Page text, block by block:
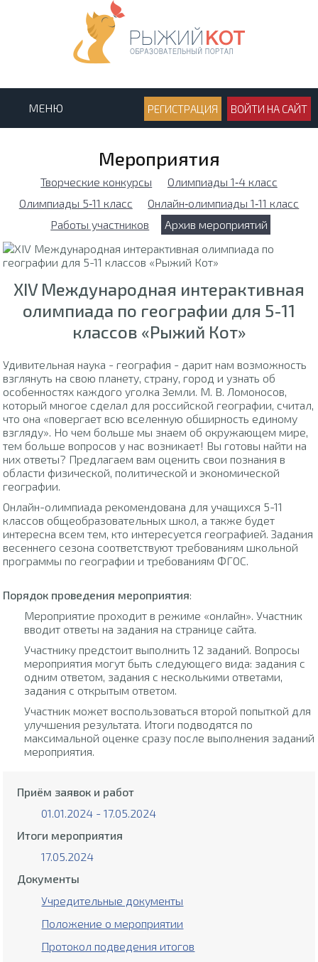
МЕНЮ РЕГИСТРАЦИЯ ВОЙТИ НА САЙТ
Мероприятия
Творческие конкурсы
Олимпиады 1‑4 класс
Олимпиады 5‑11 класс
Онлайн‑олимпиады 1‑11 класс
Работы участников
Архив мероприятий
XIV Международная интерактивная
олимпиада по географии для 5-11
классов «Рыжий Кот»
Удивительная наука - география - дарит нам возможность
взглянуть на свою планету, страну, город и узнать об
особенностях каждого уголка Земли. М. В. Ломоносов,
который многое сделал для российской географии, считал,
что она «повергает всю вселенную обширность единому
взгляду». Но чем больше мы знаем об окружающем мире,
тем больше вопросов у нас возникает! Вы готовы найти на
них ответы? Предлагаем вам оценить свои познания в
области физической, политической и экономической
географии.
Онлайн-олимпиада рекомендована для учащихся 5-11
классов общеобразовательных школ, а также будет
интересна всем тем, кто интересуется географией. Задания
весеннего сезона соответствуют требованиям школьной
программы по географии и требованиям ФГОС.
Порядок проведения мероприятия:
Мероприятие проходит в режиме «онлайн». Участник
вводит ответы на задания на странице сайта.
Участнику предстоит выполнить 12 заданий. Вопросы
мероприятия могут быть следующего вида: задания с
одним ответом, задания с несколькими ответами,
задания с открытым ответом.
Участник может воспользоваться второй попыткой для
улучшения результата. Итоги подводятся по
максимальной оценке сразу после выполнения заданий
мероприятия.
Приём заявок и работ
01.01.2024 - 17.05.2024
Итоги мероприятия
17.05.2024
Документы
Учредительные документы
Положение о мероприятии
Протокол подведения итогов